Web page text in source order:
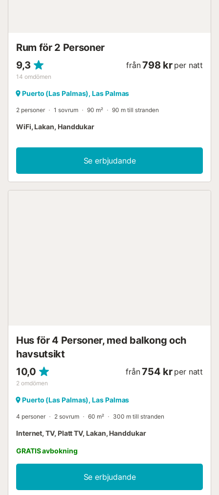
Rum för 2 Personer
9,3
14 omdömen
från 798 kr per natt
Puerto (Las Palmas), Las Palmas
2 personer 1 sovrum 90 m² 90 m till stranden
WiFi, Lakan, Handdukar
Se erbjudande
Hus för 4 Personer, med balkong och
havsutsikt
10,0
2 omdömen
från 754 kr per natt
Puerto (Las Palmas), Las Palmas
4 personer 2 sovrum 60 m² 300 m till stranden
Internet, TV, Platt TV, Lakan, Handdukar
GRATIS avbokning
Se erbjudande